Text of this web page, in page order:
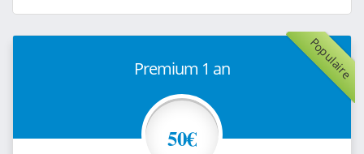
Populaire
Premium 1 an
50€